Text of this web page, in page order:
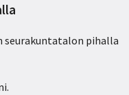
seurakuntatalon pihalla